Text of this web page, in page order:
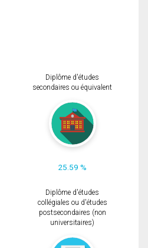
Diplôme d'études
secondaires ou équivalent
25.59 %
Diplôme d'études
collégiales ou d'études
postsecondaires (non
universitaires)